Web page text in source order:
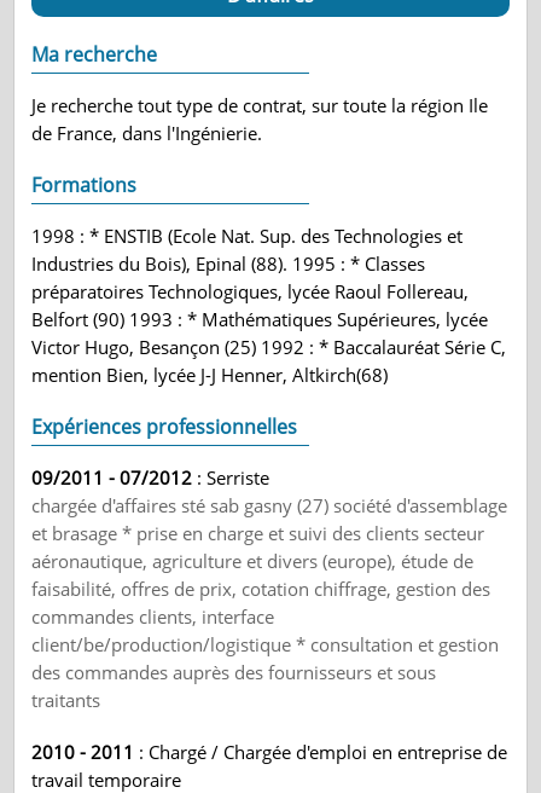
Ma recherche
Je recherche tout type de contrat, sur toute la région Ile
de France, dans l'Ingénierie.
Formations
1998 : * ENSTIB (Ecole Nat. Sup. des Technologies et
Industries du Bois), Epinal (88). 1995 : * Classes
préparatoires Technologiques, lycée Raoul Follereau,
Belfort (90) 1993 : * Mathématiques Supérieures, lycée
Victor Hugo, Besançon (25) 1992 : * Baccalauréat Série C,
mention Bien, lycée J-J Henner, Altkirch(68)
Expériences professionnelles
09/2011 - 07/2012 : Serriste
chargée d'affaires sté sab gasny (27) société d'assemblage
et brasage * prise en charge et suivi des clients secteur
aéronautique, agriculture et divers (europe), étude de
faisabilité, offres de prix, cotation chiffrage, gestion des
commandes clients, interface
client/be/production/logistique * consultation et gestion
des commandes auprès des fournisseurs et sous
traitants
2010 - 2011 : Chargé / Chargée d'emploi en entreprise de
travail temporaire